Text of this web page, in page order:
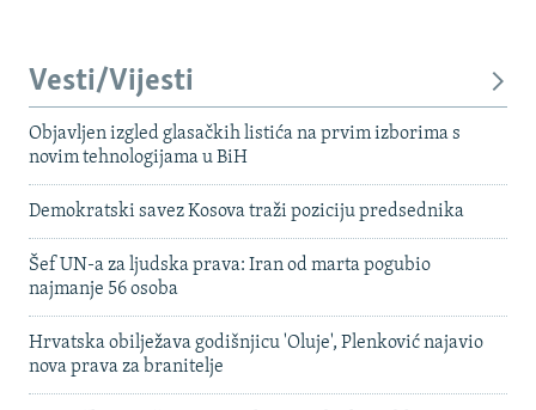
Vesti/Vijesti
Objavljen izgled glasačkih listića na prvim izborima s
novim tehnologijama u BiH
Demokratski savez Kosova traži poziciju predsednika
Šef UN-a za ljudska prava: Iran od marta pogubio
najmanje 56 osoba
Hrvatska obilježava godišnjicu 'Oluje', Plenković najavio
nova prava za branitelje